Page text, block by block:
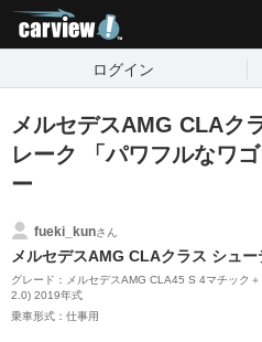
ログイン
メルセデスAMG CLAク
レーク 「パワフルなワ
ー
fueki_kunさん
メルセデスAMG CLAクラス シュー
グレード：メルセデスAMG CLA45 S 4マチック
2.0) 2019年式
乗車形式：仕事用